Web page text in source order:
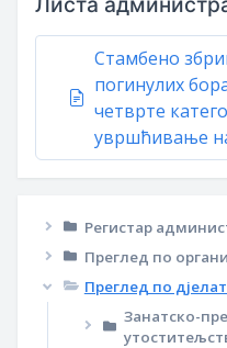
Стамбено
погинулих
четврте
увршћивање
Регистар
Преглед по
Преглед по
Занатско-